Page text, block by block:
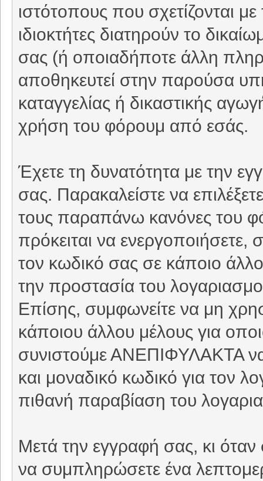
ιστότοπους που σχετίζονται
ιδιοκτήτες διατηρούν το
σας (ή οποιαδήποτε άλλη
αποθηκευτεί στην παρούσα
καταγγελίας ή δικαστικής
χρήση του φόρουμ από εσάς.
Έχετε τη δυνατότητα με την
σας. Παρακαλείστε να
τους παραπάνω κανόνες του
πρόκειται να
τον κωδικό σας σε κάποιο
την προστασία του
Επίσης, συμφωνείτε να μη
κάποιου άλλου μέλους για
συνιστούμε ΑΝΕΠΙΦΥΛΑΚΤΑ
και μοναδικό κωδικό για τον
πιθανή παραβίαση του
Μετά την εγγραφή σας, κι
να συμπληρώσετε ένα